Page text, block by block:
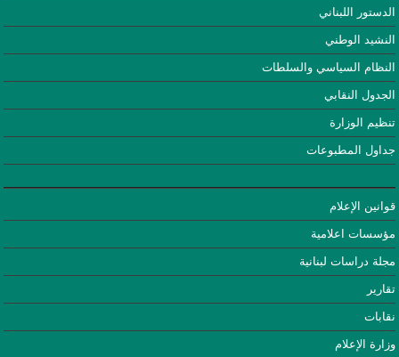
الدستور اللبناني
النشيد الوطني
النظام السياسي والسلطات
الجدول النقابي
تنظيم الوزارة
جداول المطبوعات
قوانين الإعلام
مؤسسات اعلامية
مجلة دراسات لبنانية
تقارير
نقابات
وزارة الإعلام